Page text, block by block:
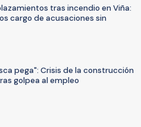
tras incendio en Viña:
cargo de acusaciones sin
pega": Crisis de la construcción
golpea al empleo